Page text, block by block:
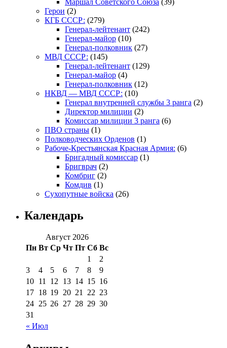
Герои (2)
КГБ СССР: (279)
Генерал-лейтенант (242)
Генерал-майор (10)
Генерал-полковник (27)
МВД СССР: (145)
Генерал-лейтенант (129)
Генерал-майор (4)
Генерал-полковник (12)
НКВД — МВД СССР: (10)
Генерал внутренней службы 3 ранга (2)
Директор милиции (2)
Комиссар милиции 3 ранга (6)
ПВО страны (1)
Полководческих Орденов (1)
Рабоче-Крестьянская Красная Армия: (6)
Бригадный комиссар (1)
Бригврач (2)
Комбриг (2)
Комдив (1)
Сухопутные войска (26)
Календарь
Август 2026
Пн Вт Ср Чт Пт Сб Вс
« Июл
1
2
3
4 5 6 7 8
9
10 11 12 13 14 15 16
17 18 19 20 21 22 23
24 25 26 27 28 29 30
31